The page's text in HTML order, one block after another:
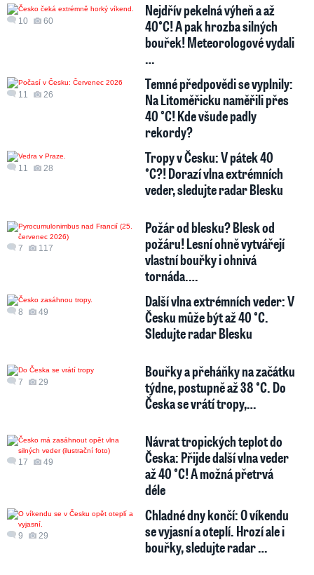
10 60
Nejdřív pekelná výheň a až
40°C! A pak hrozba silných
bouřek! Meteorologové vydali
…
11 26
Temné předpovědi se vyplnily:
Na Litoměřicku naměřili přes
40 °C! Kde všude padly
rekordy?
11 28
Tropy v Česku: V pátek 40
°C?! Dorazí vlna extrémních
veder, sledujte radar Blesku
7 117
Požár od blesku? Blesk od
požáru! Lesní ohně vytvářejí
vlastní bouřky i ohnivá
tornáda.…
8 49
Další vlna extrémních veder: V
Česku může být až 40 °C.
Sledujte radar Blesku
7 29
Bouřky a přeháňky na začátku
týdne, postupně až 38 °C. Do
Česka se vrátí tropy,…
17 49
Návrat tropických teplot do
Česka: Přijde další vlna veder
až 40 °C! A možná přetrvá
déle
9 29
Chladné dny končí: O víkendu
se vyjasní a oteplí. Hrozí ale i
bouřky, sledujte radar …